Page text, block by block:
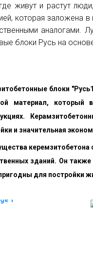
живут и растут
которая заложена
аналогами.
блоки Русь на
блоки
материал,
и значительная
керемзитобетона
зданий. Он
для постройки